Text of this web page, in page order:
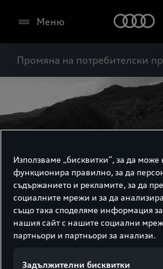
Меню
Промяна на потребителски
Промяна на
Използваме „бисквитки“, за да може
функционира правилно, за да
съдържанието и рекламите, за да
социалните мрежи и за да
също така споделяме информация
нашия сайт с нашите социални
партньори и партньори за анализи.
Задължителни бисквитки